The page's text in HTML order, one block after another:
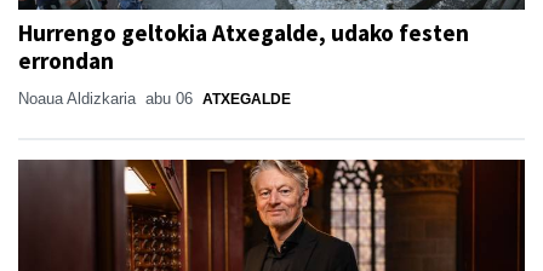
Hurrengo geltokia Atxegalde, udako festen
errondan
Noaua Aldizkaria abu 06 ATXEGALDE